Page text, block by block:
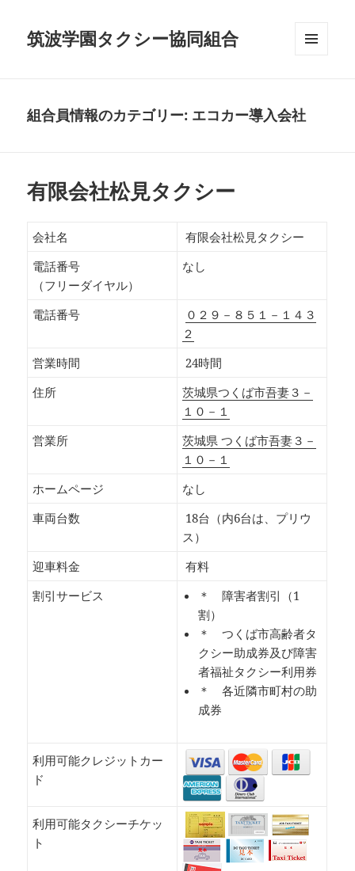
筑波学園タクシー協同組合
ット
組合員情報のカテゴリー: エコカー導入会社
有限会社松見タクシー
会社名
有限会社松見タクシー
電話番号
（フリーダイヤル）
なし
電話番号
０２９－８５１－１４３
２
営業時間
24時間
住所
茨城県つくば市吾妻３－
１０－１
営業所
茨城県 つくば市吾妻３－
１０－１
ホームページ
なし
車両台数
18台（内6台は、プリウ
ス）
迎車料金
有料
割引サービス
＊ 障害者割引（1
割）
＊ つくば市高齢者タ
クシー助成券及び障害
者福祉タクシー利用券
＊ 各近隣市町村の助
成券
利用可能クレジットカー
ド
利用可能タクシーチケッ
ト